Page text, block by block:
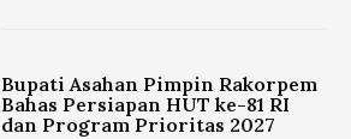
Bupati Asahan Pimpin Rakorpem
Bahas Persiapan HUT ke-81 RI
dan Program Prioritas 2027